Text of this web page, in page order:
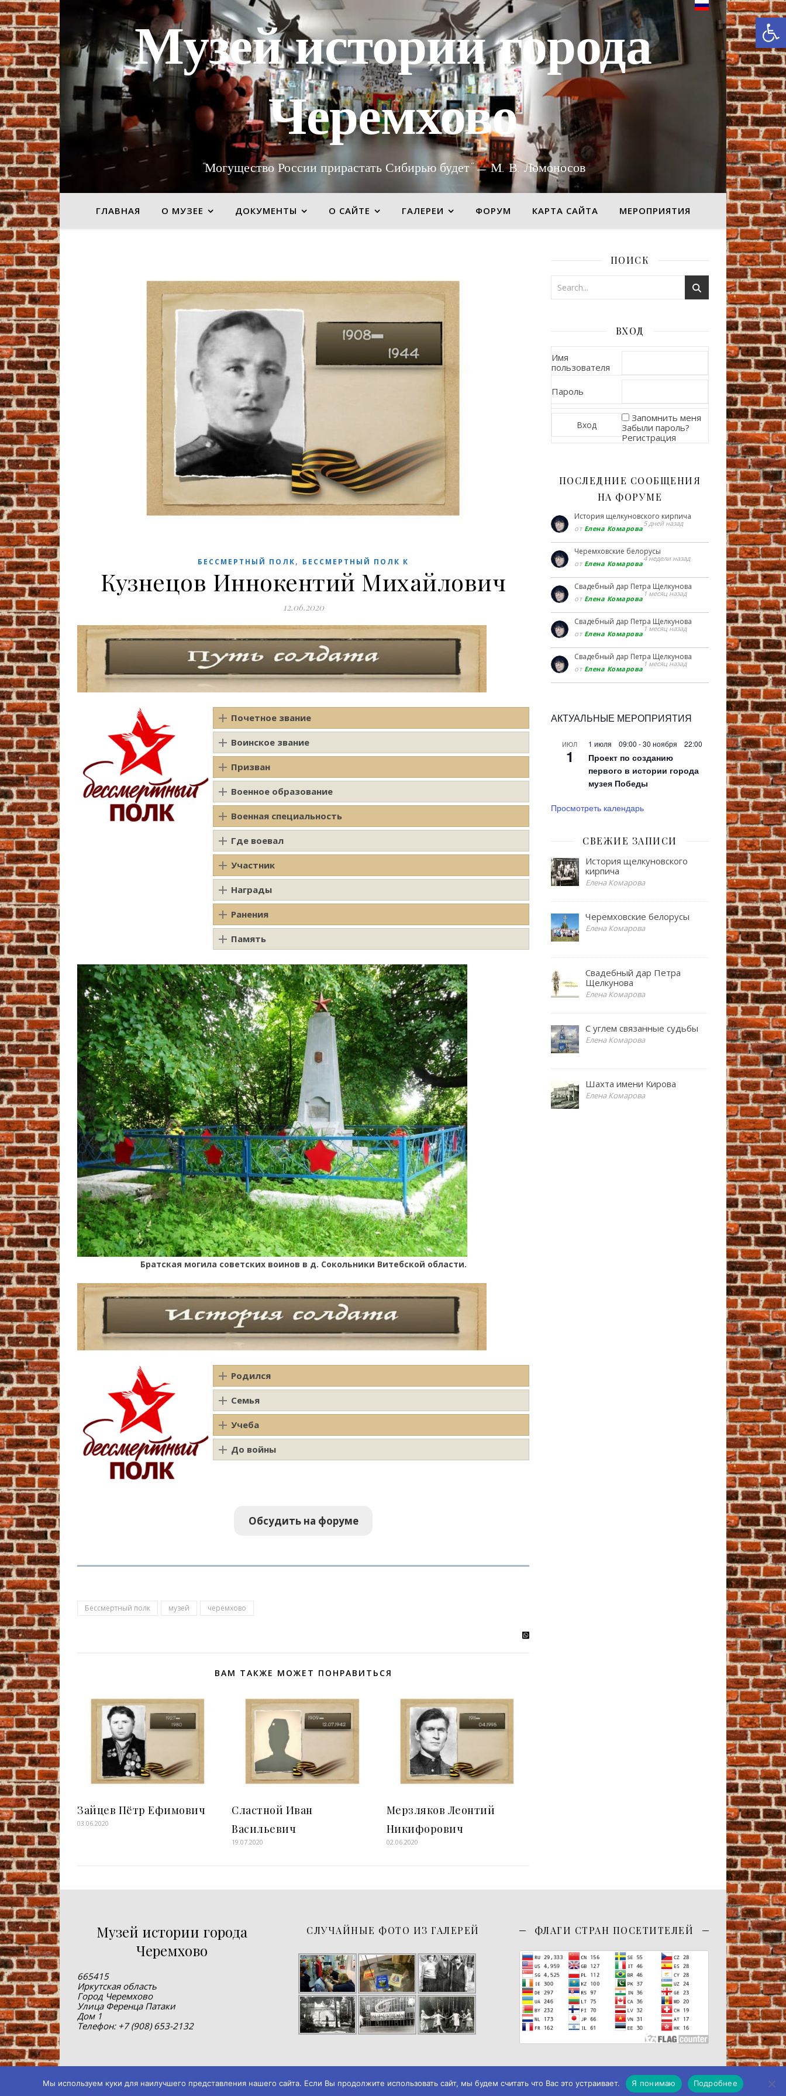
Музей истории города
Черемхово
"Могущество России прирастать Сибирью будет" — М. В. Ломоносов
ГЛАВНАЯ О МУЗЕЕ ДОКУМЕНТЫ О САЙТЕ ГАЛЕРЕИ ФОРУМ КАРТА САЙТА МЕРОПРИЯТИЯ
БЕССМЕРТНЫЙ ПОЛК, БЕССМЕРТНЫЙ ПОЛК К
Кузнецов Иннокентий Михайлович
12.06.2020
Почетное звание
Воинское звание
Призван
Военное образование
Военная специальность
Где воевал
Участник
Награды
Ранения
Память
Братская могила советских воинов в д. Сокольники Витебской области.
Родился
Семья
Учеба
До войны
Обсудить на форуме
Бессмертный полк музей черемхово
ВАМ ТАКЖЕ МОЖЕТ ПОНРАВИТЬСЯ
Зайцев Пётр Ефимович
03.06.2020
Сластной Иван
Васильевич
19.07.2020
Мерзляков Леонтий
Никифорович
02.06.2020
ПОИСК
ВХОД
Имя
пользователя
Пароль
Запомнить меня
Забыли пароль?
Регистрация
ПОСЛЕДНИЕ СООБЩЕНИЯ
НА ФОРУМЕ
История щелкуновского кирпича
от Елена Комарова
5 дней назад
Черемховские белорусы
от Елена Комарова
4 недели назад
Свадебный дар Петра Щелкунова
от Елена Комарова
1 месяц назад
Свадебный дар Петра Щелкунова
от Елена Комарова
1 месяц назад
Свадебный дар Петра Щелкунова
от Елена Комарова
1 месяц назад
АКТУАЛЬНЫЕ МЕРОПРИЯТИЯ
ИЮЛ
1
1 июля 09:00 -30 ноября 22:00
Проект по созданию
первого в истории города
музея Победы
Просмотреть календарь
СВЕЖИЕ ЗАПИСИ
История щелкуновского
кирпича
Елена Комарова
Черемховские белорусы
Елена Комарова
Свадебный дар Петра
Щелкунова
Елена Комарова
С углем связанные судьбы
Елена Комарова
Шахта имени Кирова
Елена Комарова
Музей истории города
Черемхово
665415
Иркутская область
Город Черемхово
Улица Ференца Патаки
Дом 1
Телефон: +7 (908) 653-2132
СЛУЧАЙНЫЕ ФОТО ИЗ ГАЛЕРЕЙ ФЛАГИ СТРАН ПОСЕТИТЕЛЕЙ
© 2019-2026Музей истории города Черемхово◄► ✪Дизайн и разработка → А-Я Studio
Мы используем куки для наилучшего представления нашего сайта. Если Вы продолжите использовать сайт, мы будем считать что Вас это устраивает. Я понимаю Подробнее